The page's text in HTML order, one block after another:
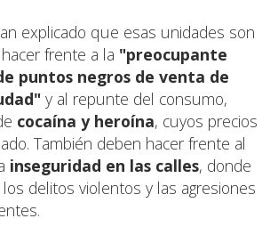
explicado que esas unidades son
frente a la "preocupante
puntos negros de venta de
y al repunte del consumo,
cocaína y heroína, cuyos precios
También deben hacer frente al
inseguridad en las calles, donde
delitos violentos y las agresiones